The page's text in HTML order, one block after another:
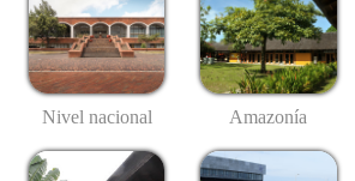
Nivel nacional Amazonía